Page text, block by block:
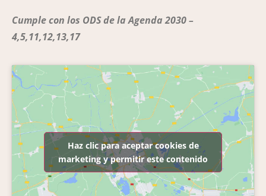
Cumple con los ODS de la Agenda 2030 –
4,5,11,12,13,17
Haz clic para aceptar cookies de
marketing y permitir este contenido